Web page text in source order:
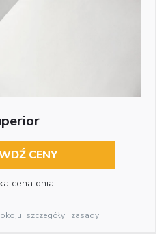
CENY
cena dnia
szczegóły i zasady